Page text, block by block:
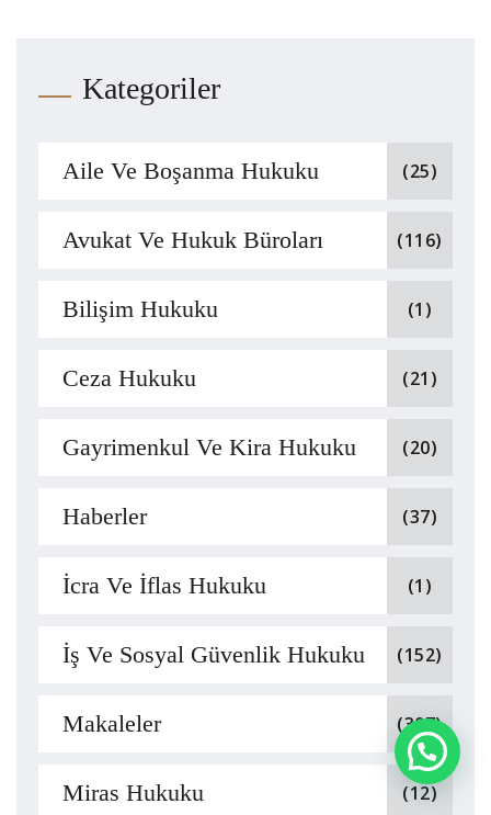
Kategoriler
Aile Ve Boşanma Hukuku (25)
Avukat Ve Hukuk Büroları (116)
Bilişim Hukuku (1)
Ceza Hukuku (21)
Gayrimenkul Ve Kira Hukuku (20)
Haberler (37)
İcra Ve İflas Hukuku (1)
İş Ve Sosyal Güvenlik Hukuku (152)
Makaleler (307)
Miras Hukuku (12)